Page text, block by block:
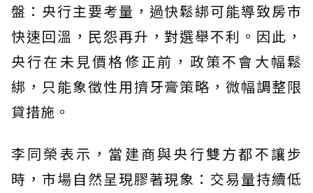
盤：央行主要考量，過快鬆綁可能導致房市
快速回溫，民怨再升，對選舉不利。因此，
央行在未見價格修正前，政策不會大幅鬆
綁，只能象徵性用擠牙膏策略，微幅調整限
貸措施。
李同榮表示，當建商與央行雙方都不讓步
時，市場自然呈現膠著現象：交易量持續低